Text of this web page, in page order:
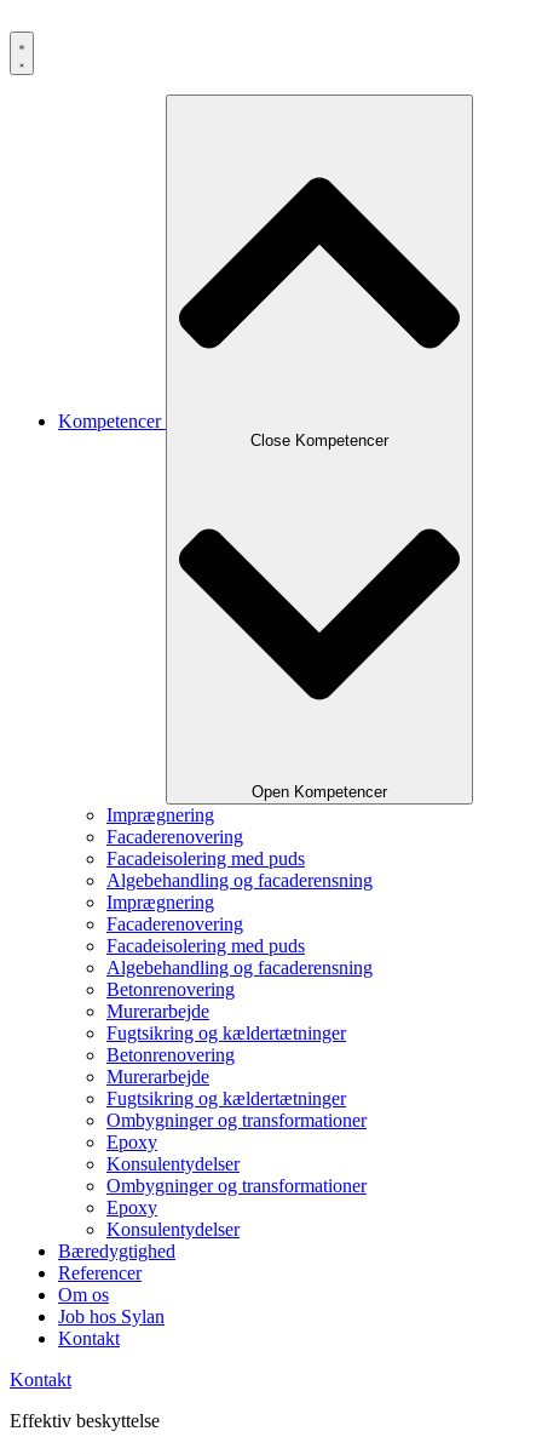
Kompetencer
Close Kompetencer
Open Kompetencer
Imprægnering
Facaderenovering
Facadeisolering med puds
Algebehandling og facaderensning
Imprægnering
Facaderenovering
Facadeisolering med puds
Algebehandling og facaderensning
Betonrenovering
Murerarbejde
Fugtsikring og kældertætninger
Betonrenovering
Murerarbejde
Fugtsikring og kældertætninger
Ombygninger og transformationer
Epoxy
Konsulentydelser
Ombygninger og transformationer
Epoxy
Konsulentydelser
Bæredygtighed
Referencer
Om os
Job hos Sylan
Kontakt
Kontakt
Effektiv beskyttelse